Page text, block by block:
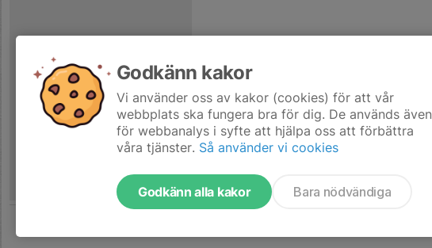
Godkänn kakor
Vi använder oss av kakor (cookies) för att vår
webbplats ska fungera bra för dig. De används även
för webbanalys i syfte att hjälpa oss att förbättra
våra tjänster. Så använder vi cookies
Godkänn alla kakor Bara nödvändiga